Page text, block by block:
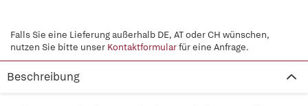
Falls Sie eine Lieferung außerhalb DE, AT oder CH wünschen,
nutzen Sie bitte unser Kontaktformularfür eine Anfrage.
Beschreibung